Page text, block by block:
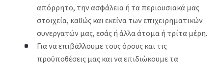
απόρρητο, την ασφάλεια ή τα περιουσιακά μας
στοιχεία, καθώς και εκείνα των επιχειρηματικών
συνεργατών μας, εσάς ή άλλα άτομα ή τρίτα μέρη.
Για να επιβάλλουμε τους όρους και τις
προϋποθέσεις μας και να επιδιώκουμε τα